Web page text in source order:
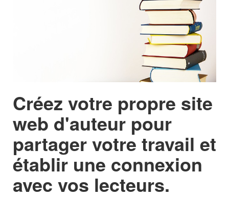
Créez votre propre site
web d'auteur pour
partager votre travail et
établir une connexion
avec vos lecteurs.